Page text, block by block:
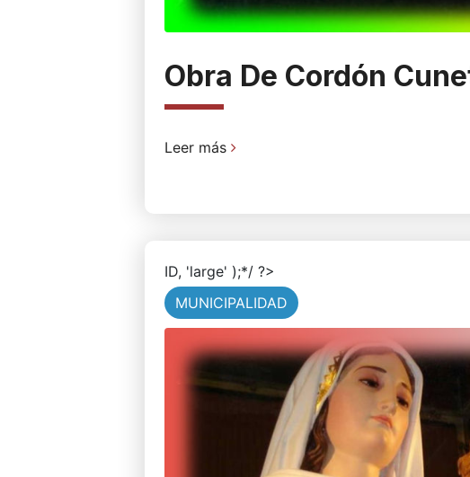
Obra De Cordón
Leer más
ID, 'large' );*/ ?>
MUNICIPALIDAD